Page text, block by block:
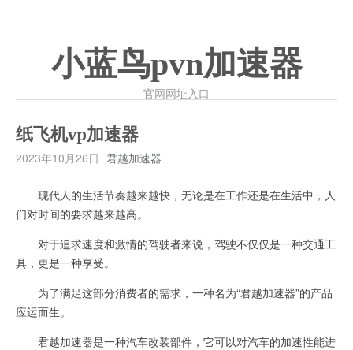
小蓝鸟pvn加速器
官网网址入口
纸飞机vp加速器
2023年10月26日 君越加速器
现代人的生活节奏越来越快，无论是在工作还是在生活中，人
们对时间的要求越来越高。
对于追求速度和激情的驾驶者来说，驾驶不仅仅是一种交通工
具，更是一种享受。
为了满足这部分消费者的需求，一种名为“君越加速器”的产品
应运而生。
君越加速器是一种汽车改装部件，它可以对汽车的加速性能进